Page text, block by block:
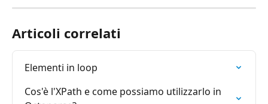
Articoli correlati
Elementi in loop
Cos'è l'XPath e come possiamo utilizzarlo in